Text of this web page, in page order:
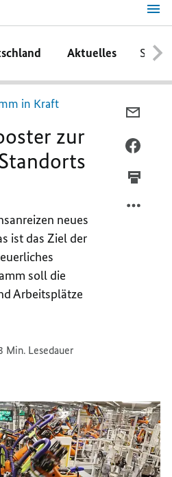
Aktuelles
in Kraft
zur
neues
ist das Ziel der
soll die
Arbeitsplätze
Min. Lesedauer